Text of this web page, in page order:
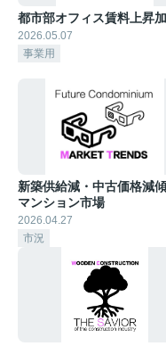
都市部オフィス賃料上昇
2026.05.07
事業用
新築供給減・中古価格減
マンション市場
2026.04.27
市況